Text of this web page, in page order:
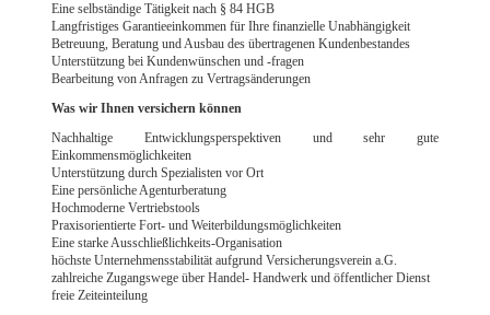
Eine selbständige Tätigkeit nach § 84 HGB
Langfristiges Garantieeinkommen für Ihre finanzielle Unabhängigkeit
Betreuung, Beratung und Ausbau des übertragenen Kundenbestandes
Unterstützung bei Kundenwünschen und -fragen
Bearbeitung von Anfragen zu Vertragsänderungen
Was wir Ihnen versichern können
Nachhaltige Entwicklungsperspektiven und sehr gute
Einkommensmöglichkeiten
Unterstützung durch Spezialisten vor Ort
Eine persönliche Agenturberatung
Hochmoderne Vertriebstools
Praxisorientierte Fort- und Weiterbildungsmöglichkeiten
Eine starke Ausschließlichkeits-Organisation
höchste Unternehmensstabilität aufgrund Versicherungsverein a.G.
zahlreiche Zugangswege über Handel- Handwerk und öffentlicher Dienst
freie Zeiteinteilung